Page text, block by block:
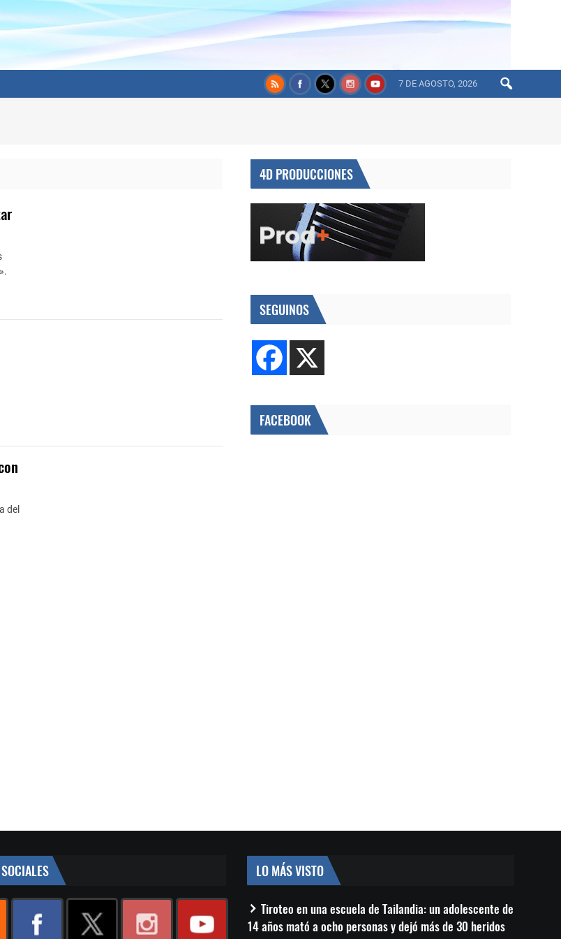
7 DE AGOSTO, 2026
del
4D PRODUCCIONES
SEGUINOS
FACEBOOK
LO MÁS VISTO
Tiroteo en una escuela de Tailandia: un adolescente de
14 años mató a ocho personas y dejó más de 30 heridos